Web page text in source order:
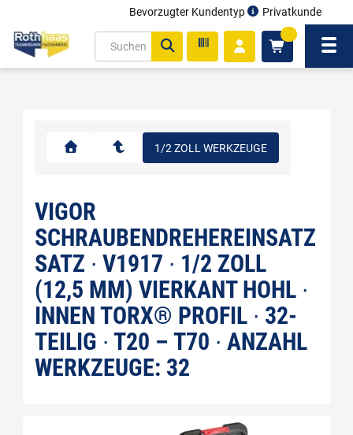
Bevorzugter Kundentyp Privatkunde
1/2 ZOLL WERKZEUGE
VIGOR
SCHRAUBENDREHEREINSATZ
SATZ ∙ V1917 ∙ 1/2 ZOLL
(12,5 MM) VIERKANT HOHL ∙
INNEN TORX® PROFIL ∙ 32-
TEILIG ∙ T20 – T70 ∙ ANZAHL
WERKZEUGE: 32